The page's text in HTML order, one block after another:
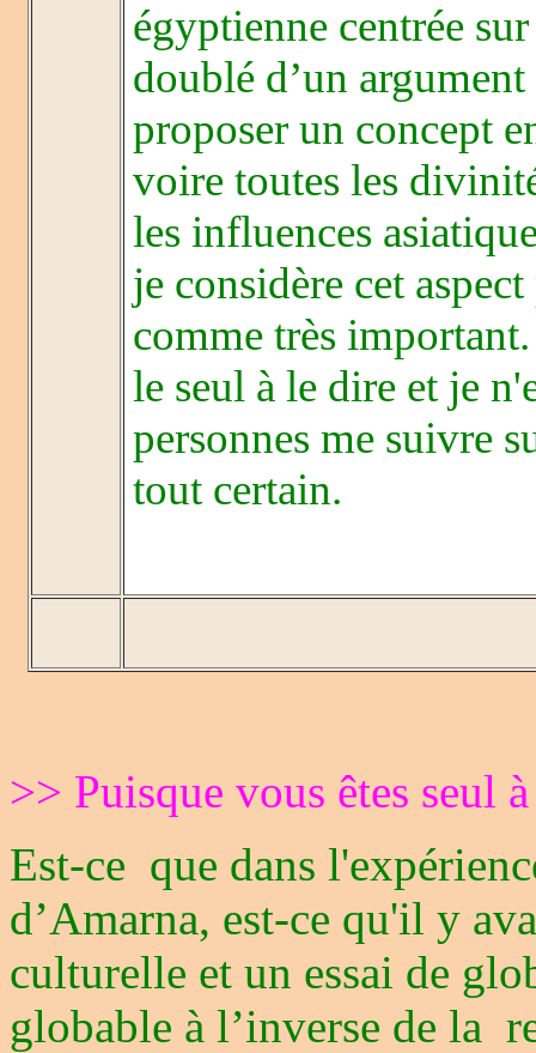
égyptienne centrée
doublé d’un
proposer un concept
voire toutes les
les influences
je considère cet
comme très
le seul à le dire et je
personnes me suivre
tout certain.
>> Puisque vous êtes seul
Est-ce que dans
d’Amarna, est-ce qu'il y
culturelle et un essai de
globable à l’inverse de la